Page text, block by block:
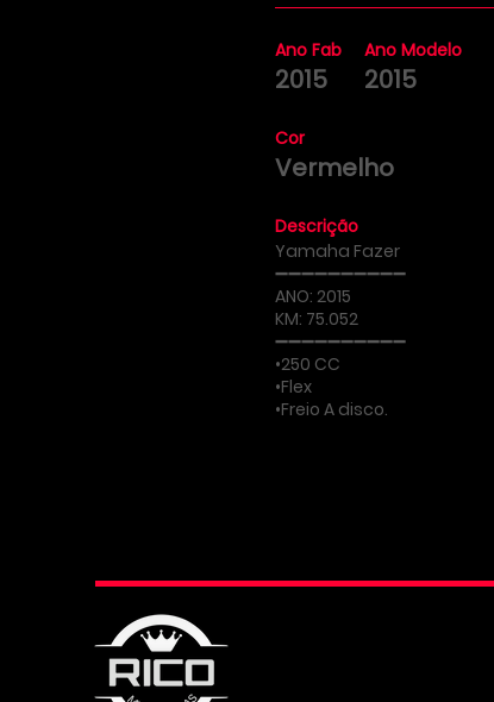
Ano Fab
2015
Ano Modelo
2015
Cor
Vermelho
Descrição
Yamaha Fazer
➖➖➖➖➖➖➖➖➖➖
ANO: 2015
KM: 75.052
➖➖➖➖➖➖➖➖➖➖
•250 CC
•Flex
•Freio A disco.